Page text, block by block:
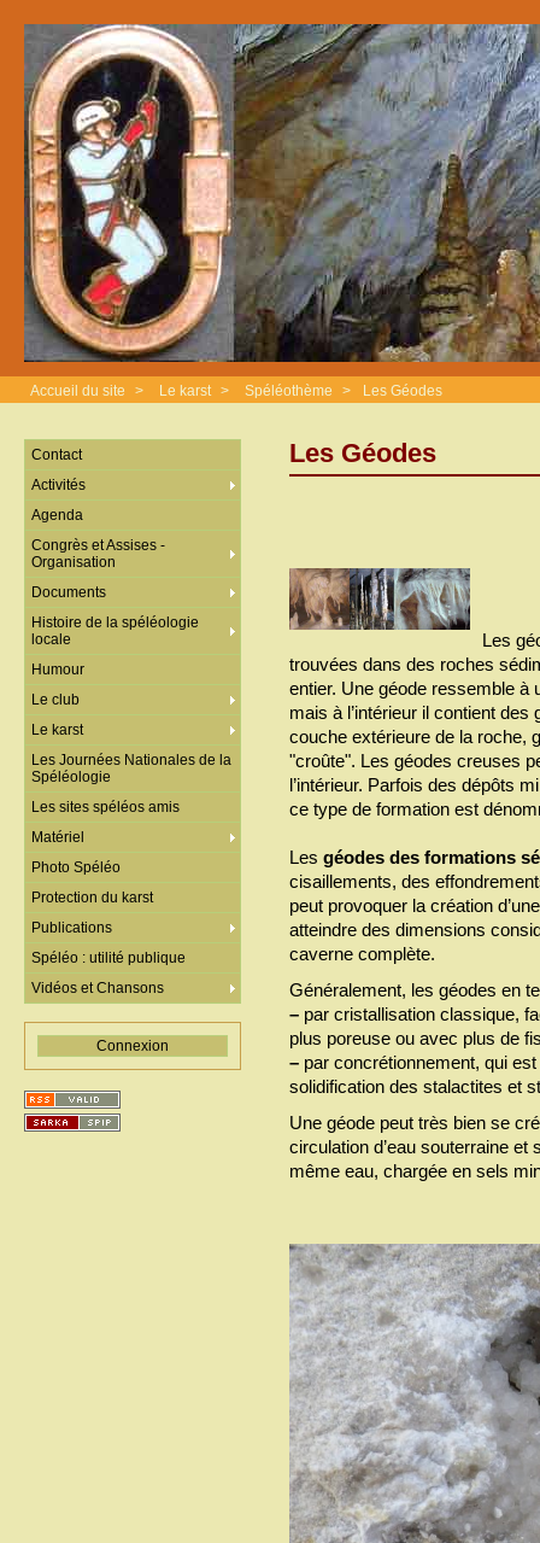
Accueil du site > Le karst > Spéléothème > Les Géodes
Les Géodes
Les
trouvées dans des roches
entier. Une géode ressemble à
mais à l’intérieur il contient
couche extérieure de la roche,
"croûte". Les géodes creuses
l’intérieur. Parfois des dépôts
ce type de formation est
Les géodes des formations
cisaillements, des
peut provoquer la création
atteindre des dimensions
caverne complète.
Généralement, les géodes en
– par cristallisation classique,
plus poreuse ou avec plus de
– par concrétionnement, qui
solidification des stalactites et
Une géode peut très bien se
circulation d’eau souterraine
même eau, chargée en sels
Contact
Activités
Agenda
Congrès et Assises -
Organisation
Documents
Histoire de la spéléologie
locale
Humour
Le club
Le karst
Les Journées Nationales de la
Spéléologie
Les sites spéléos amis
Matériel
Photo Spéléo
Protection du karst
Publications
Spéléo : utilité publique
Vidéos et Chansons
Connexion